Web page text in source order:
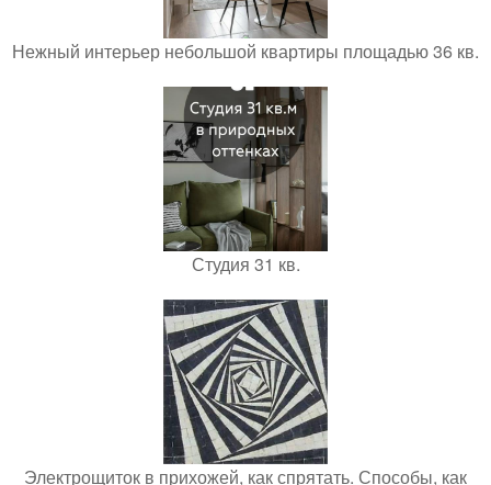
Нежный интерьер небольшой квартиры площадью 36 кв.
Студия 31 кв.
Электрощиток в прихожей, как спрятать. Способы, как